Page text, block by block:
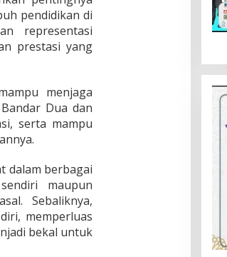
pendidikan di
representasi
prestasi yang
menjaga
Dua dan
serta mampu
dalam berbagai
maupun
Sebaliknya,
memperluas
bekal untuk